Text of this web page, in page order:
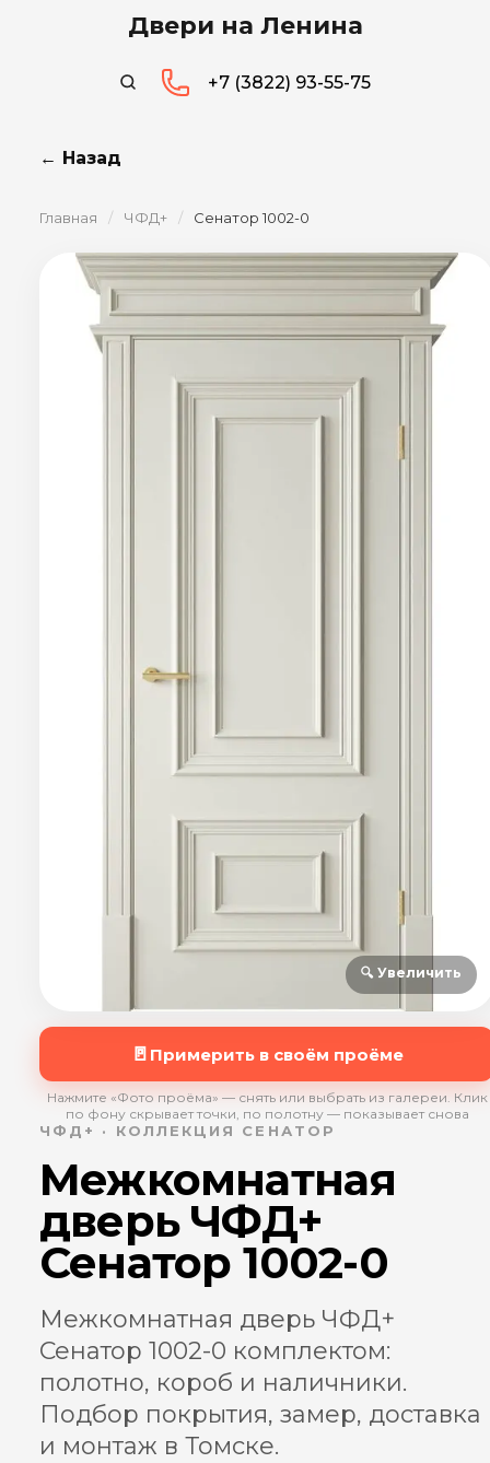
Двери на Ленина
+7 (3822) 93-55-75
← Назад
Главная / ЧФД+ / Сенатор 1002-0
🔍 Увеличить
🚪 Примерить в своём проёме
Нажмите «Фото проёма» — снять или выбрать из галереи. Клик
по фону скрывает точки, по полотну — показывает снова
ЧФД+ · КОЛЛЕКЦИЯ СЕНАТОР
Межкомнатная
дверь ЧФД+
Сенатор 1002-0
Межкомнатная дверь ЧФД+
Сенатор 1002-0 комплектом:
полотно, короб и наличники.
Подбор покрытия, замер, доставка
и монтаж в Томске.